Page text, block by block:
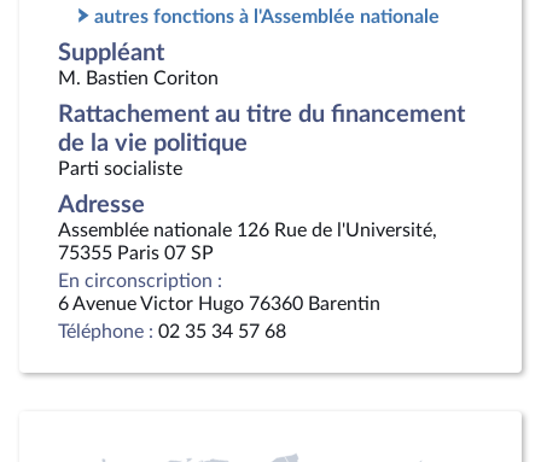
autres fonctions à l'Assemblée nationale
Suppléant
M. Bastien Coriton
Rattachement au titre du financement
de la vie politique
Parti socialiste
Adresse
Assemblée nationale 126 Rue de l'Université,
75355 Paris 07 SP
En circonscription :
6 Avenue Victor Hugo 76360 Barentin
Téléphone : 02 35 34 57 68